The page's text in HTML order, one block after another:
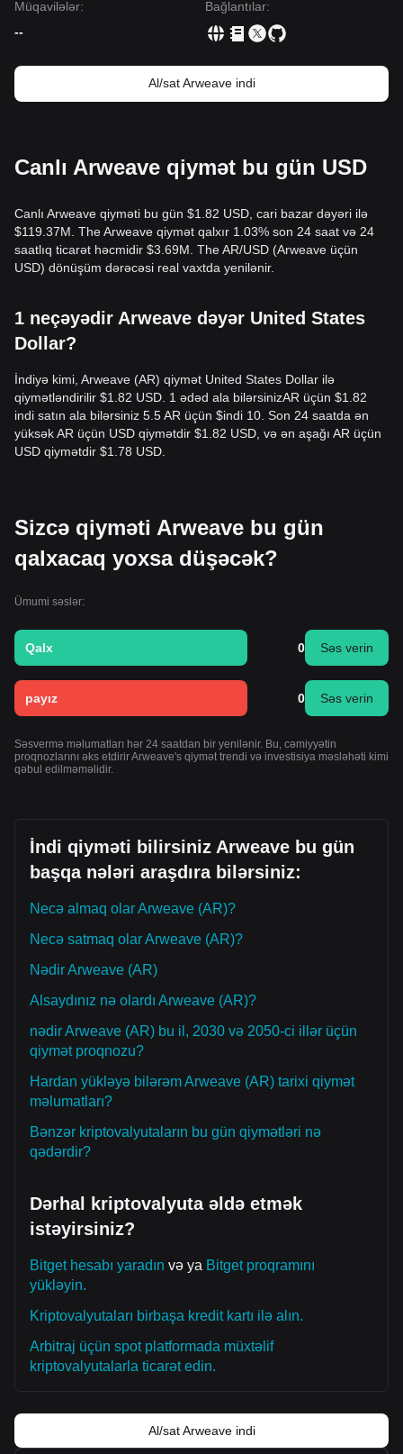
Müqavilələr:
--
Bağlantılar:
Al/sat Arweave indi
Canlı Arweave qiymət bu gün USD
Canlı Arweave qiyməti bu gün $1.82 USD, cari bazar dəyəri ilə
$119.37M. The Arweave qiymət qalxır 1.03% son 24 saat və 24
saatlıq ticarət həcmidir $3.69M. The AR/USD (Arweave üçün
USD) dönüşüm dərəcəsi real vaxtda yenilənir.
1 neçəyədir Arweave dəyər United States
Dollar?
İndiyə kimi, Arweave (AR) qiymət United States Dollar ilə
qiymətləndirilir $1.82 USD. 1 ədəd ala bilərsinizAR üçün $1.82
indi satın ala bilərsiniz 5.5 AR üçün $indi 10. Son 24 saatda ən
yüksək AR üçün USD qiymətdir $1.82 USD, və ən aşağı AR üçün
USD qiymətdir $1.78 USD.
Sizcə qiyməti Arweave bu gün
qalxacaq yoxsa düşəcək?
Ümumi səslər:
Qalx 0 Səs verin
payız 0 Səs verin
Səsvermə məlumatları hər 24 saatdan bir yenilənir. Bu, cəmiyyətin
proqnozlarını əks etdirir Arweave's qiymət trendi və investisiya məsləhəti kimi
qəbul edilməməlidir.
İndi qiyməti bilirsiniz Arweave bu gün
başqa nələri araşdıra bilərsiniz:
Necə almaq olar Arweave (AR)?
Necə satmaq olar Arweave (AR)?
Nədir Arweave (AR)
Alsaydınız nə olardı Arweave (AR)?
nədir Arweave (AR) bu il, 2030 və 2050-ci illər üçün
qiymət proqnozu?
Hardan yükləyə bilərəm Arweave (AR) tarixi qiymət
məlumatları?
Bənzər kriptovalyutaların bu gün qiymətləri nə
qədərdir?
Dərhal kriptovalyuta əldə etmək
istəyirsiniz?
Bitget hesabı yaradın və ya Bitget proqramını
yükləyin.
Kriptovalyutaları birbaşa kredit kartı ilə alın.
Arbitraj üçün spot platformada müxtəlif
kriptovalyutalarla ticarət edin.
Al/sat Arweave indi